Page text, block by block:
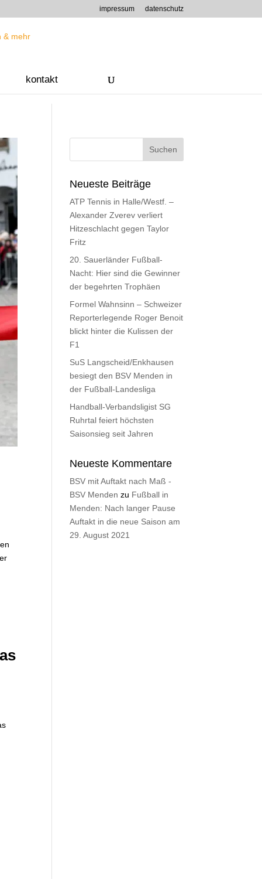
impressum datenschutz
kontakt
Neueste Beiträge
ATP Tennis in Halle/Westf. –
Alexander Zverev verliert
Hitzeschlacht gegen Taylor
Fritz
20. Sauerländer Fußball-
Nacht: Hier sind die Gewinner
der begehrten Trophäen
Formel Wahnsinn – Schweizer
Reporterlegende Roger Benoit
blickt hinter die Kulissen der
F1
SuS Langscheid/Enkhausen
besiegt den BSV Menden in
der Fußball-Landesliga
Handball-Verbandsligist SG
Ruhrtal feiert höchsten
Saisonsieg seit Jahren
Neueste Kommentare
BSV mit Auftakt nach Maß -
BSV Menden zu Fußball in
Menden: Nach langer Pause
Auftakt in die neue Saison am
29. August 2021